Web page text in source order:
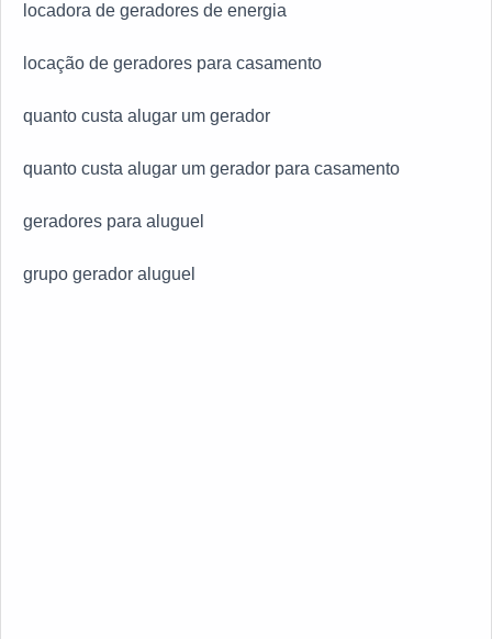
locadora de geradores de energia
locação de geradores para casamento
quanto custa alugar um gerador
quanto custa alugar um gerador para casamento
geradores para aluguel
grupo gerador aluguel